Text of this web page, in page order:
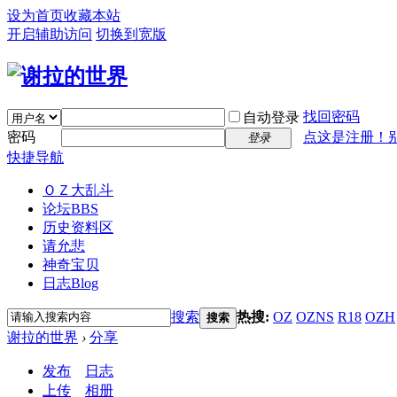
设为首页收藏本站
开启辅助访问 切换到宽版
自动登录 找回密码
密码
登录
点这是注册！
快捷导航
ＯＺ大乱斗
论坛BBS
历史资料区
请允悲
神奇宝贝
日志Blog
搜索 搜索 热搜: OZ OZNS R18 OZH
谢拉的世界 › 分享
发布
日志
上传
相册